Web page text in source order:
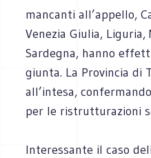
mancanti all’appello,
Venezia Giulia, Liguria,
Sardegna, hanno
giunta. La Provincia di
all’intesa,
per le ristrutturazioni
Interessante il caso